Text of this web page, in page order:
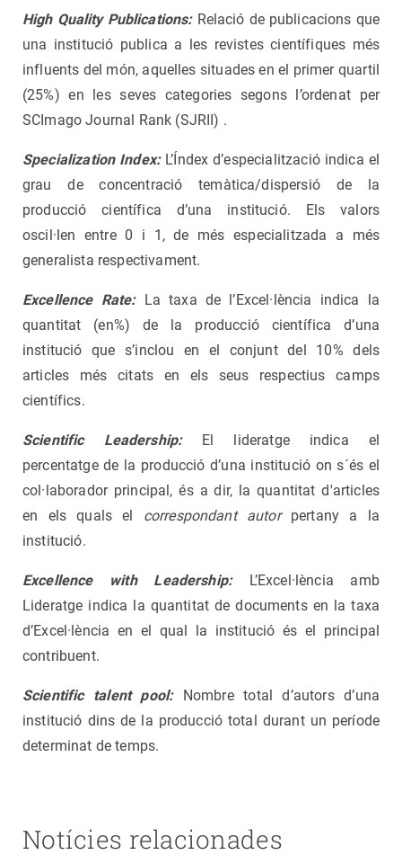
High Quality Publications: Relació de publicacions que
una institució publica a les revistes científiques més
influents del món, aquelles situades en el primer quartil
(25%) en les seves categories segons l’ordenat per
SCImago Journal Rank (SJRII) .
Specialization Index: L’Índex d’especialització indica el
grau de concentració temàtica/dispersió de la
producció científica d’una institució. Els valors
oscil·len entre 0 i 1, de més especialitzada a més
generalista respectivament.
Excellence Rate:
La taxa de l’Excel·lència indica la
quantitat (en%) de la producció científica d’una
institució que s’inclou en el conjunt del 10% dels
articles més citats en els seus respectius camps
científics.
Scientific Leadership: El lideratge indica el
percentatge de la producció d’una institució on s´és el
col·laborador principal, és a dir, la quantitat d'articles
en els quals el correspondant autorpertany a la
institució.
Excellence with Leadership:
L’Excel·lència amb
Lideratge indica la quantitat de documents en la taxa
d’Excel·lència en el qual la institució és el principal
contribuent.
Scientific talent pool:
Nombre total d’autors d’una
institució dins de la producció total durant un període
determinat de temps.
Notícies relacionades